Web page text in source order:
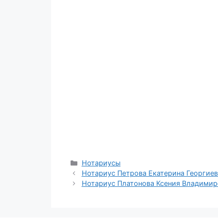
Рубрики
Нотариусы
Нотариус Петрова Екатерина
Нотариус Платонова Ксения